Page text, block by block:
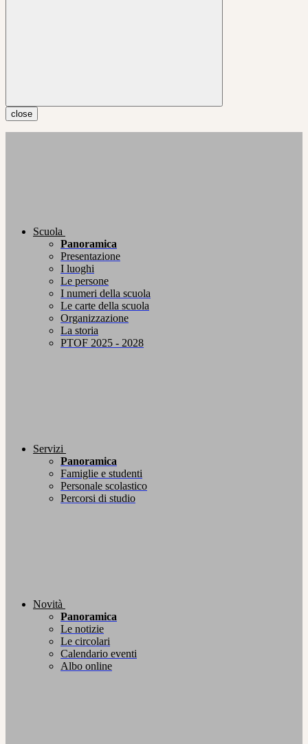
close
Scuola
Panoramica
Presentazione
I luoghi
Le persone
I numeri della scuola
Le carte della scuola
Organizzazione
La storia
PTOF 2025 - 2028
Servizi
Panoramica
Famiglie e studenti
Personale scolastico
Percorsi di studio
Novità
Panoramica
Le notizie
Le circolari
Calendario eventi
Albo online